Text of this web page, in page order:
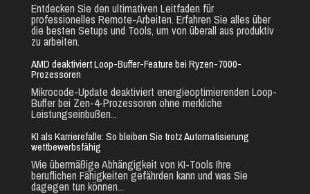
Entdecken Sie den ultimativen Leitfaden für
professionelles Remote-Arbeiten. Erfahren Sie alles über
die besten Setups und Tools, um von überall aus produktiv
zu arbeiten.
AMD deaktiviert Loop-Buffer-Feature bei Ryzen-7000-
Prozessoren
Mikrocode-Update deaktiviert energieoptimierenden Loop-
Buffer bei Zen-4-Prozessoren ohne merkliche
Leistungseinbußen...
KI als Karrierefalle: So bleiben Sie trotz Automatisierung
wettbewerbsfähig
Wie übermäßige Abhängigkeit von KI-Tools Ihre
beruflichen Fähigkeiten gefährden kann und was Sie
dagegen tun können...